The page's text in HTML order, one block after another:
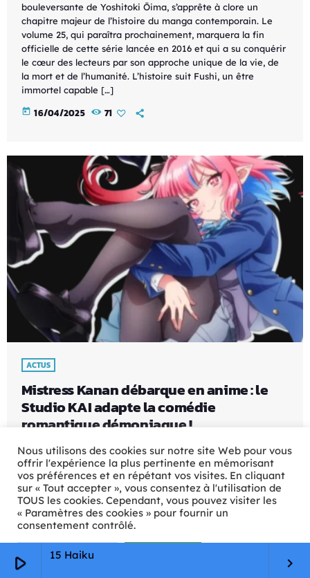
play_arrow 15 Haiku
keyboard_arrow_right
bouleversante de Yoshitoki Ōima, s’apprête à clore un
chapitre majeur de l’histoire du manga contemporain. Le
volume 25, qui paraîtra prochainement, marquera la fin
officielle de cette série lancée en 2016 et qui a su conquérir
le cœur des lecteurs par son approche unique de la vie, de
la mort et de l’humanité. L’histoire suit Fushi, un être
immortel capable […]
today 16/04/2025 71
ACTUS
Mistress Kanan débarque en anime : le
Studio KAI adapte la comédie
romantique démoniaque !
Le studio d’animation japonais Studio KAI a officiellement
annoncé l’adaptation animée du manga à succès "Mistress
Kanan is Devilishly Easy" (Kanan-sama wa Akumade
Choroi), une comédie romantique aux accents surnaturels,
attendue pour une diffusion courant 2026. Basée sur le
manga de Nonco, publié depuis 2022 dans le Weekly
Shōnen Magazine de Kodansha, la série raconte l’histoire de
Kanan Takakiyo, une démone puissante infiltrée dans un
lycée humain dans le but […]
Nous utilisons des cookies sur notre site Web pour vous
offrir l'expérience la plus pertinente en mémorisant
vos préférences et en répétant vos visites. En cliquant
sur « Tout accepter », vous consentez à l'utilisation de
TOUS les cookies. Cependant, vous pouvez visiter les
« Paramètres des cookies » pour fournir un
consentement contrôlé.
Paramètres Cookie